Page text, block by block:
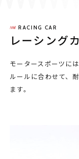
RACING CAR
レーシング
モータースポーツに
ルールに合わせて、
ます。